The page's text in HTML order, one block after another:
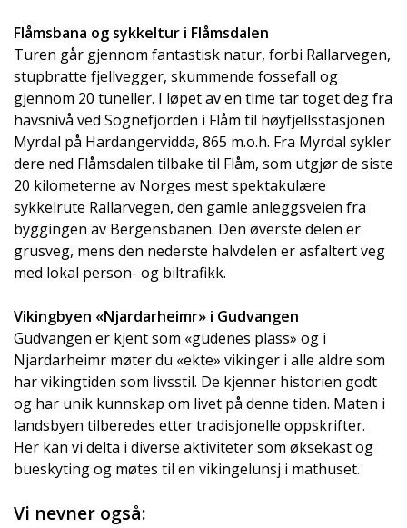
Flåmsbana og sykkeltur i Flåmsdalen
Turen går gjennom fantastisk natur, forbi Rallarvegen,
stupbratte fjellvegger, skummende fossefall og
gjennom 20 tuneller. I løpet av en time tar toget deg fra
havsnivå ved Sognefjorden i Flåm til høyfjellsstasjonen
Myrdal på Hardangervidda, 865 m.o.h. Fra Myrdal sykler
dere ned Flåmsdalen tilbake til Flåm, som utgjør de siste
20 kilometerne av Norges mest spektakulære
sykkelrute Rallarvegen, den gamle anleggsveien fra
byggingen av Bergensbanen. Den øverste delen er
grusveg, mens den nederste halvdelen er asfaltert veg
med lokal person- og biltrafikk.
Vikingbyen «Njardarheimr» i Gudvangen
Gudvangen er kjent som «gudenes plass» og i
Njardarheimr møter du «ekte» vikinger i alle aldre som
har vikingtiden som livsstil. De kjenner historien godt
og har unik kunnskap om livet på denne tiden. Maten i
landsbyen tilberedes etter tradisjonelle oppskrifter.
Her kan vi delta i diverse aktiviteter som øksekast og
bueskyting og møtes til en vikingelunsj i mathuset.
Vi nevner også: